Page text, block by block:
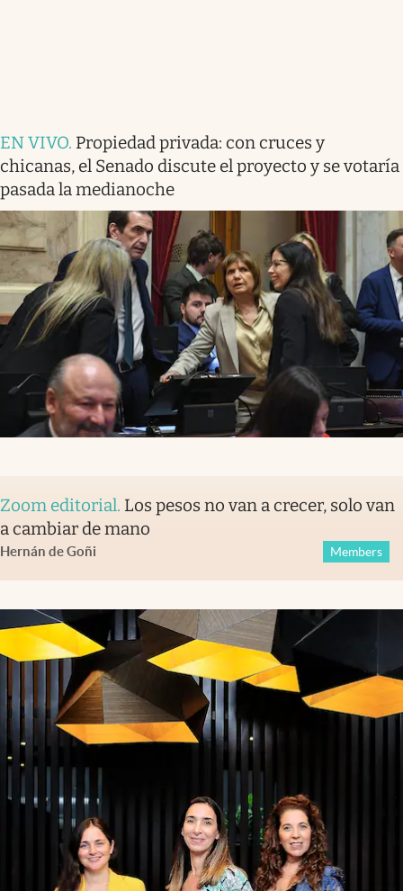
EN VIVO. Propiedad privada: con cruces y
chicanas, el Senado discute el proyecto y se votaría
pasada la medianoche
Zoom editorial. Los pesos no van a crecer, solo van
a cambiar de mano
Hernán de Goñi Members